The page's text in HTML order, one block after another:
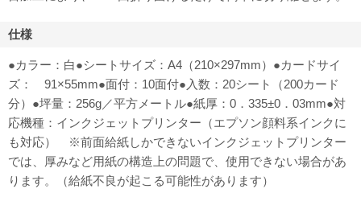
仕様
●カラー：白●シートサイズ：A4（210×297mm）●カードサイ
ズ： 91×55mm●面付：10面付●入数：20シート（200カード
分）●坪量：256g／平方メートル●紙厚：0．335±0．03mm●対
応機種：インクジェットプリンター（エプソン顔料系インクに
も対応） ※前面給紙しかできないインクジェットプリンター
では、厚みなど用紙の構造上の問題で、使用できない場合があ
ります。（給紙不良が起こる可能性があります）